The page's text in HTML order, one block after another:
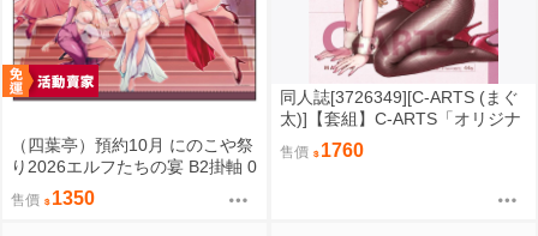
（四葉亭）預約10月 にのこや祭
り2026エルフたちの宴 B2掛軸 0
829
售價 1350
同人誌[3726349][C-ARTS (まぐ
太)]【套組】C-ARTS「オリジナ
ル本」セット (原創)
售價 1760